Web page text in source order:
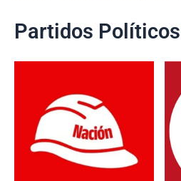
Partidos Políticos